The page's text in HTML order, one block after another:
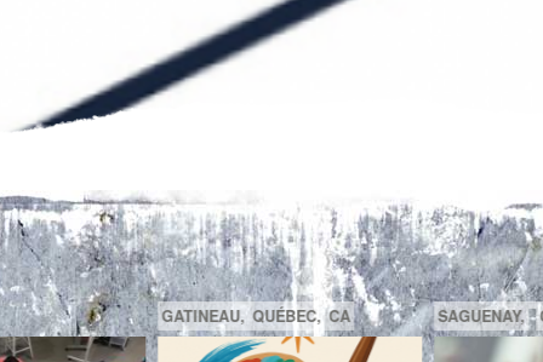
GATINEAU, QUÉBEC, CA SAGUENAY,